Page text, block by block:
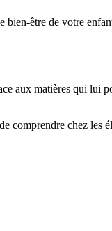
être de votre
aux matières qui lui
comprendre chez les